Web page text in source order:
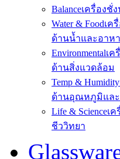
Balanceเครื่องชั่
Water & Foodเค
ด้านน้ำและอาห
Environmentalเค
ด้านสิ่งแวดล้อม
Temp & Humidity
ด้านอุณหภูมิแล
Life & Scienceเค
ชีววิทยา